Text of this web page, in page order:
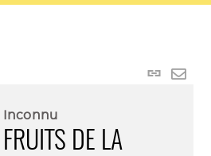
Lien
Inconnu
FRUITS DE LA